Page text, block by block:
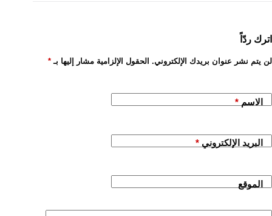
اترك ردّاً
لن يتم نشر عنوان بريدك الإلكتروني. الحقول الإلزامية مشار إليها بـ *
الاسم *
البريد الإلكتروني *
الموقع